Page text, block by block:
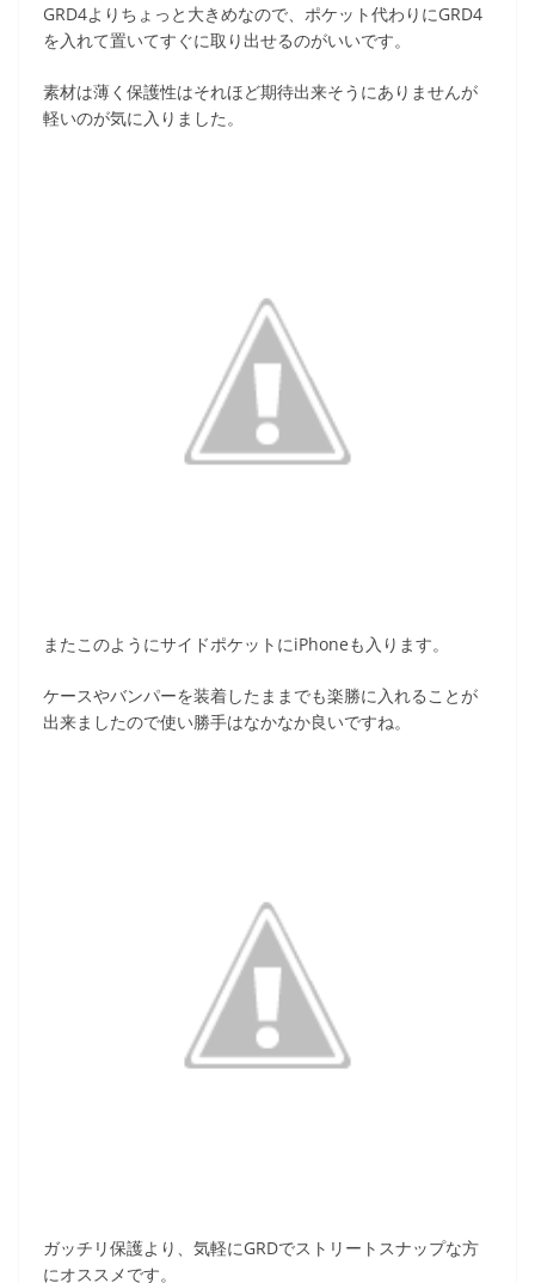
GRD4よりちょっと大きめなので、ポケット代わりにGRD4
を入れて置いてすぐに取り出せるのがいいです。
素材は薄く保護性はそれほど期待出来そうにありませんが
軽いのが気に入りました。
またこのようにサイドポケットにiPhoneも入ります。
ケースやバンパーを装着したままでも楽勝に入れることが
出来ましたので使い勝手はなかなか良いですね。
ガッチリ保護より、気軽にGRDでストリートスナップな方
にオススメです。